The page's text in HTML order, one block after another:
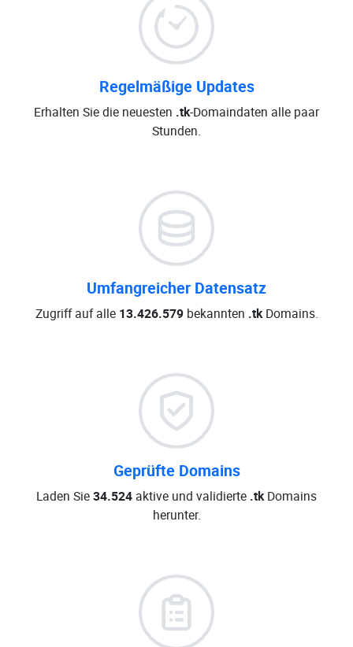
Regelmäßige Updates
Erhalten Sie die neuesten .tk-Domaindaten alle paar
Stunden.
Umfangreicher Datensatz
Zugriff auf alle 13.426.579bekannten .tkDomains.
Geprüfte Domains
Laden Sie34.524 aktive und validierte .tkDomains
herunter.